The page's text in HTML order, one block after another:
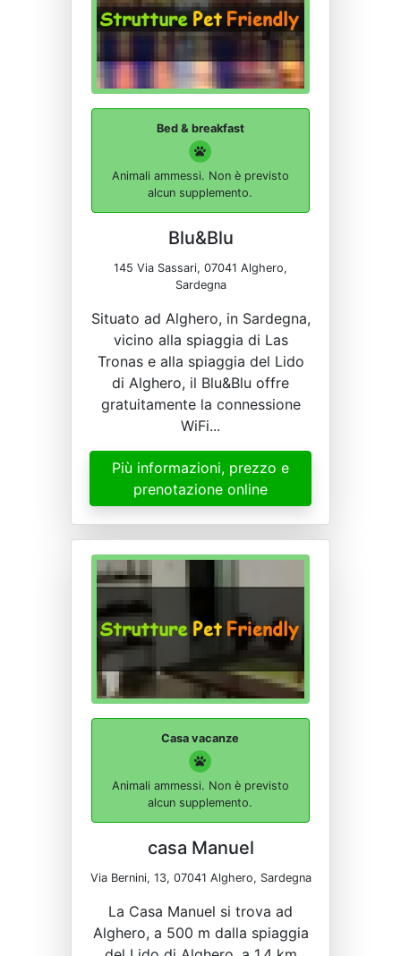
Bed & breakfast
Animali ammessi. Non è previsto
alcun supplemento.
Blu&Blu
145 Via Sassari, 07041 Alghero,
Sardegna
Situato ad Alghero, in Sardegna,
vicino alla spiaggia di Las
Tronas e alla spiaggia del Lido
di Alghero, il Blu&Blu offre
gratuitamente la connessione
WiFi...
Più informazioni, prezzo e
prenotazione online
Casa vacanze
Animali ammessi. Non è previsto
alcun supplemento.
casa Manuel
Via Bernini, 13, 07041 Alghero, Sardegna
La Casa Manuel si trova ad
Alghero, a 500 m dalla spiaggia